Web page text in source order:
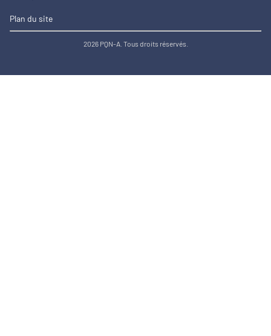
Plan du site
2026 PQN-A. Tous droits réservés.